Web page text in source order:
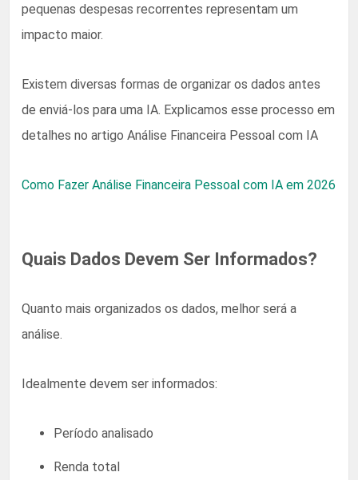
pequenas despesas recorrentes representam um
impacto maior.
Existem diversas formas de organizar os dados antes
de enviá-los para uma IA. Explicamos esse processo em
detalhes no artigo Análise Financeira Pessoal com IA
Como Fazer Análise Financeira Pessoal com IA em 2026
Quais Dados Devem Ser Informados?
Quanto mais organizados os dados, melhor será a
análise.
Idealmente devem ser informados:
Período analisado
Renda total